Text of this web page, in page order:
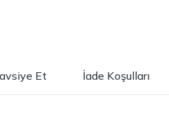
Et İade Koşulları